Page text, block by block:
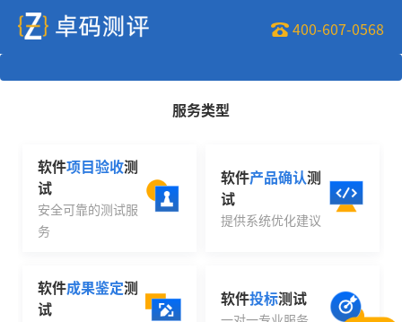
400-607-0568
服务类型
软件项目验收测
试
安全可靠的测试服
务
软件产品确认测
试
提供系统优化建议
软件成果鉴定测
试
软件投标测试